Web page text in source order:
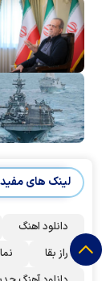
لینک های مفید
دانلود اهنگ
راز بقا